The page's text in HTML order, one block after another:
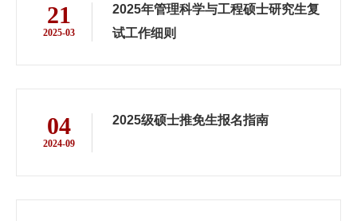
21
2025-03
2025年管理科学与工程硕士研究生复
试工作细则
04
2024-09
2025级硕士推免生报名指南